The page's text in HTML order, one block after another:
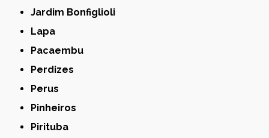
Jardim Bonfiglioli
Lapa
Pacaembu
Perdizes
Perus
Pinheiros
Pirituba